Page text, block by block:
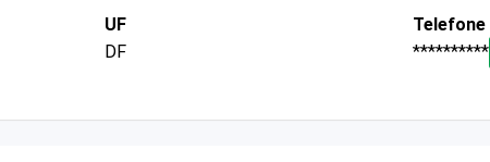
UF
DF
Telefone
**********